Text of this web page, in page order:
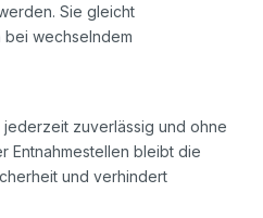
Sie gleicht
bei wechselndem
zuverlässig und ohne
Entnahmestellen bleibt die
und verhindert